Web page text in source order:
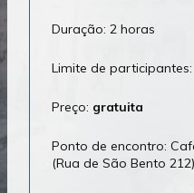
Duração: 2 horas
Limite de
Preço: gratuita
Ponto de encontro:
(Rua de São Bento 212)